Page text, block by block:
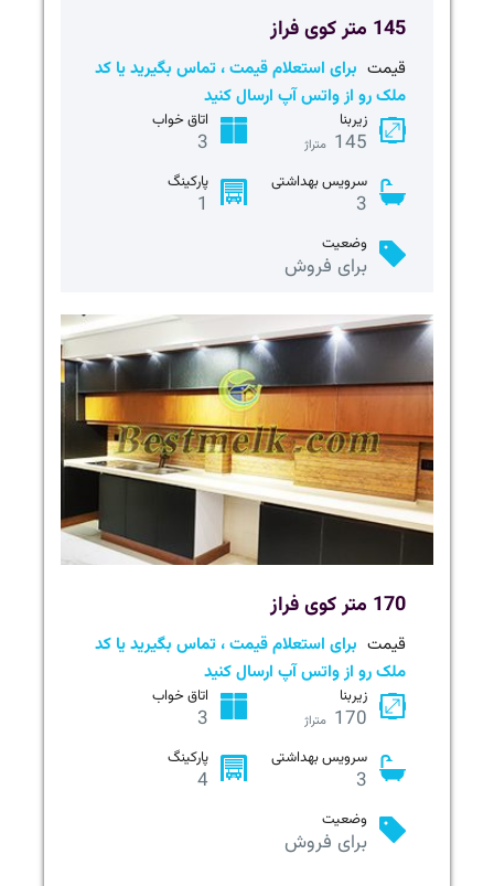
145 متر کوی فراز
قیمت برای استعلام قیمت ، تماس بگیرید یا کد
ملک رو از واتس آپ ارسال کنید
زیربنا
145 متراژ
اتاق خواب
3
سرویس بهداشتی
3
پارکینگ
1
وضعیت
برای فروش
170 متر کوی فراز
قیمت برای استعلام قیمت ، تماس بگیرید یا کد
ملک رو از واتس آپ ارسال کنید
زیربنا
170 متراژ
اتاق خواب
3
سرویس بهداشتی
3
پارکینگ
4
وضعیت
برای فروش